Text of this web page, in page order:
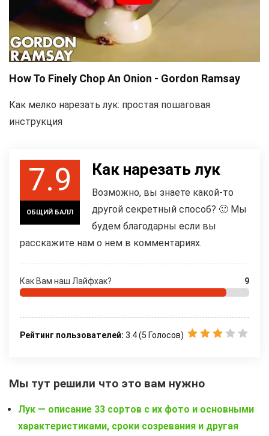
How To Finely Chop An Onion - Gordon Ramsay
Как мелко нарезать лук: простая пошаговая
инструкция
7.9
ОБЩИЙ БАЛЛ
Как нарезать лук
Возможно, вы знаете какой-то
другой секретный способ? 🙂 Мы
будем благодарны если вы
расскажите нам о нем в комментариях.
Как Вам наш Лайфхак? 9
Рейтинг пользователей: 3.4(5 Голосов)
Мы тут решили что это вам нужно
Лук — описание 33 сортов с их фото и основными
характеристиками, сроки созревания и другая